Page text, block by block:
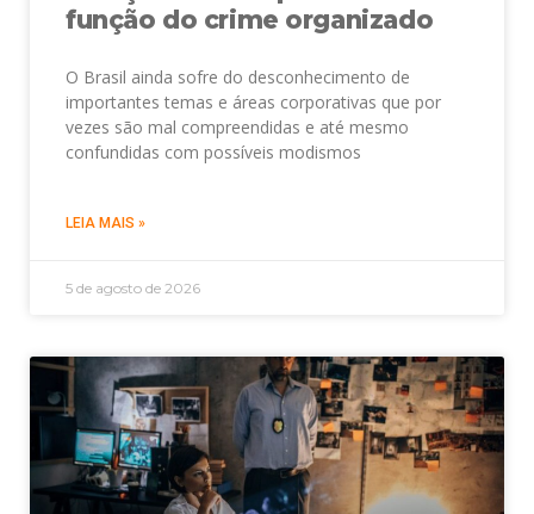
função do crime organizado
O Brasil ainda sofre do desconhecimento de
importantes temas e áreas corporativas que por
vezes são mal compreendidas e até mesmo
confundidas com possíveis modismos
LEIA MAIS »
5 de agosto de 2026